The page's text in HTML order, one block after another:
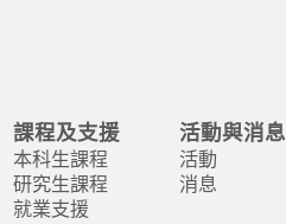
課程及支援
本科生課程
研究生課程
就業支援
活動與消息
活動
消息